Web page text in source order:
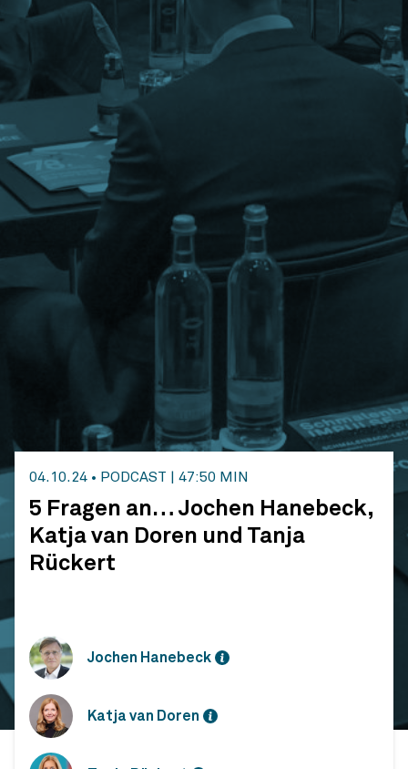
04.10.24 • PODCAST 47:50 MIN
5 Fragen an… Jochen Hanebeck,
Katja van Doren und Tanja
Rückert
Jochen Hanebeck
Katja van Doren